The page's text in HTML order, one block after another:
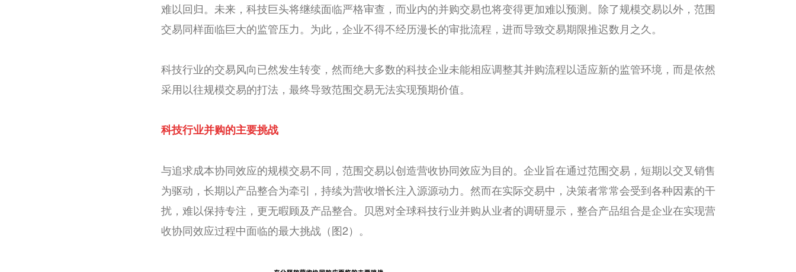
难以回归。未来，科技巨头将继续面临严格审查，而业内的并购交易也将变得更加难以预测。除了规模交易以外，范围
交易同样面临巨大的监管压力。为此，企业不得不经历漫长的审批流程，进而导致交易期限推迟数月之久。
科技行业的交易风向已然发生转变，然而绝大多数的科技企业未能相应调整其并购流程以适应新的监管环境，而是依然
采用以往规模交易的打法，最终导致范围交易无法实现预期价值。
科技行业并购的主要挑战
与追求成本协同效应的规模交易不同，范围交易以创造营收协同效应为目的。企业旨在通过范围交易，短期以交叉销售
为驱动，长期以产品整合为牵引，持续为营收增长注入源源动力。然而在实际交易中，决策者常常会受到各种因素的干
扰，难以保持专注，更无暇顾及产品整合。贝恩对全球科技行业并购从业者的调研显示，整合产品组合是企业在实现营
收协同效应过程中面临的最大挑战（图2）。